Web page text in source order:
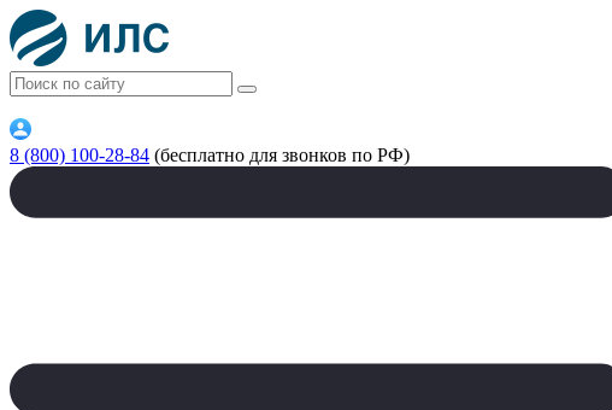
8 (800) 100-28-84 (бесплатно для звонков по РФ)